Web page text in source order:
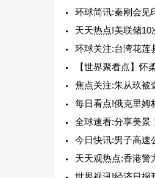
环球简讯:秦刚会见
天天热点!美联储10
环球关注:台湾花莲
【世界聚看点】怀
焦点关注:朱从玖被
每日看点!俄克里姆
全球速看:分享美景
今日快讯:男子高速
天天观热点:香港警